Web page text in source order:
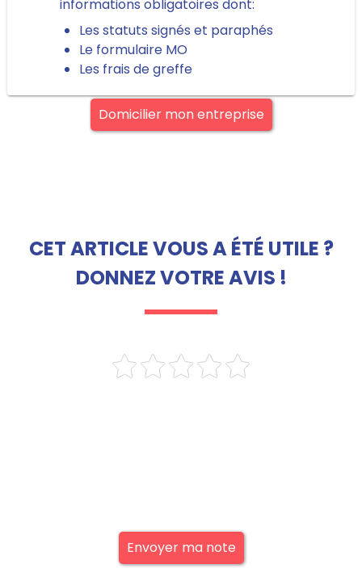
informations obligatoires dont:
Les statuts signés et paraphés
Le formulaire MO
Les frais de greffe
Domicilier mon entreprise
CET ARTICLE VOUS A ÉTÉ UTILE ?
DONNEZ VOTRE AVIS !
Envoyer ma note